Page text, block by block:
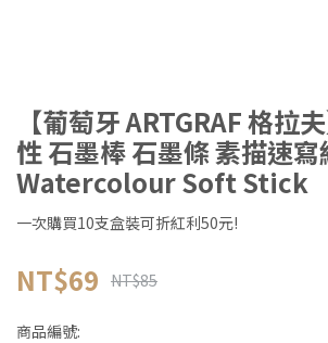
【葡萄牙 ARTGRAF 格拉
性 石墨棒 石墨條 素描速寫
Watercolour Soft Stick
一次購買10支盒裝可折紅利50元!
NT$69 NT$85
商品編號: